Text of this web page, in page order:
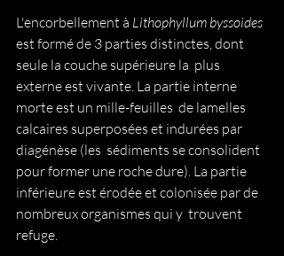
L'encorbellement à Lithophyllum byssoides
est formé de 3 parties distinctes, dont
seule la couche supérieure la  plus
externe est vivante. La partie interne
morte est un mille-feuilles  de lamelles
calcaires superposées et indurées par
diagénèse (les  sédiments se consolident
pour former une roche dure). La partie
inférieure est érodée et colonisée par de
nombreux organismes qui y  trouvent
refuge.